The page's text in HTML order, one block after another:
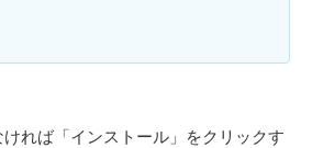
れば「インストール」をクリックす